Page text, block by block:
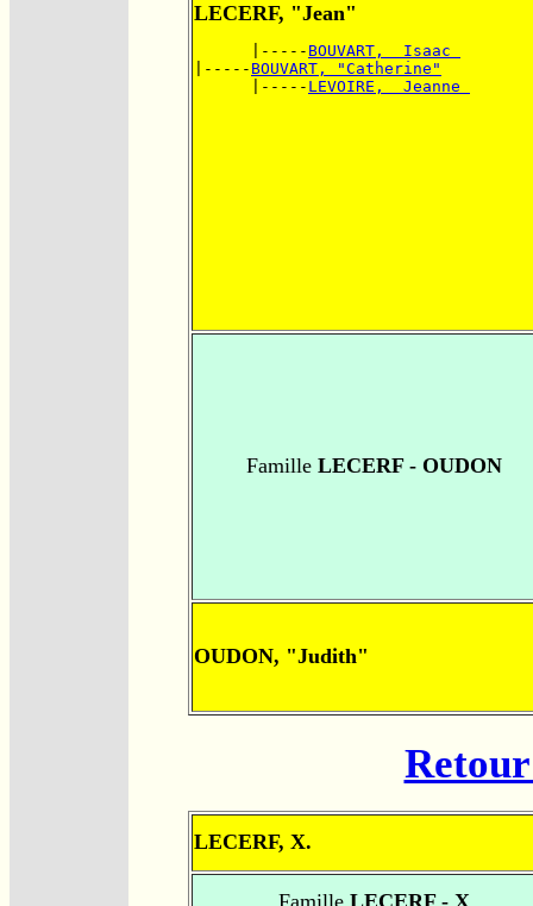
LECERF, "Jean"
      |-----
BOUVART,  Isaac
|----- BOUVART, "Catherine"
      |-----
LEVOIRE,  Jeanne
Famille LECERF - OUDON
OUDON, "Judith"
LECERF, X.
Famille LECERF - X